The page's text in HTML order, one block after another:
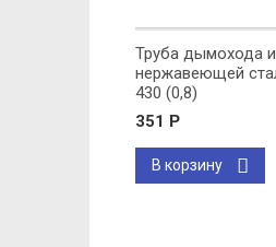
Труба дымохода
нержавеющей
430 (0,8)
351 Р
В корзину